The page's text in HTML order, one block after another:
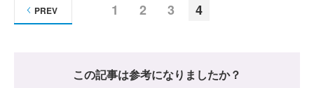
1 2 3 4
PREV
この記事は参考になりましたか？